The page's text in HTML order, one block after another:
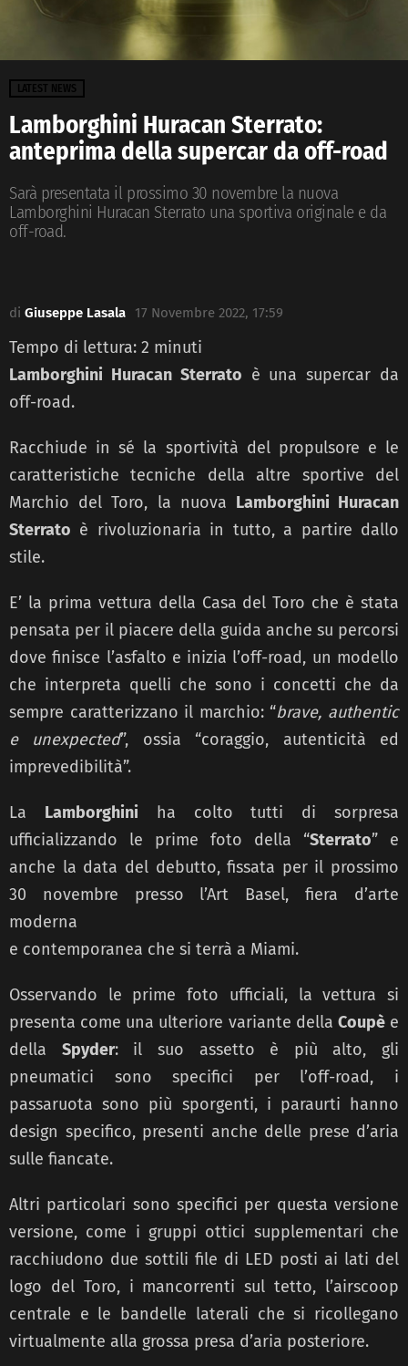
LATEST NEWS
Lamborghini Huracan Sterrato:
anteprima della supercar da off-road
Sarà presentata il prossimo 30 novembre la nuova
Lamborghini Huracan Sterrato una sportiva originale e da
off-road.
di Giuseppe Lasala 17 Novembre 2022, 17:59
Tempo di lettura: 2 minuti
Lamborghini Huracan Sterrato è una supercar da
off-road.
Racchiude in sé la sportività del propulsore e le
caratteristiche tecniche della altre sportive del
Marchio del Toro, la nuova Lamborghini Huracan
Sterrato è rivoluzionaria in tutto, a partire dallo
stile.
E’ la prima vettura della Casa del Toro che è stata
pensata per il piacere della guida anche su percorsi
dove finisce l’asfalto e inizia l’off-road, un modello
che interpreta quelli che sono i concetti che da
sempre caratterizzano il marchio: “brave, authentic
e unexpected”, ossia “coraggio, autenticità ed
imprevedibilità”.
La Lamborghiniha colto tutti di sorpresa
ufficializzando le prime foto della “Sterrato” e
anche la data del debutto, fissata per il prossimo
30 novembre presso l’Art Basel, fiera d’arte
moderna
e contemporanea che si terrà a Miami.
Osservando le prime foto ufficiali, la vettura si
presenta come una ulteriore variante della Coupèe
della Spyder: il suo assetto è più alto, gli
pneumatici sono specifici per l’off-road, i
passaruota sono più sporgenti, i paraurti hanno
design specifico, presenti anche delle prese d’aria
sulle fiancate.
Altri particolari sono specifici per questa versione
versione, come i gruppi ottici supplementari che
racchiudono due sottili file di LED posti ai lati del
logo del Toro, i mancorrenti sul tetto, l’airscoop
centrale e le bandelle laterali che si ricollegano
virtualmente alla grossa presa d’aria posteriore.